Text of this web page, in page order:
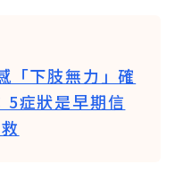
「下肢無力」確
症狀是早期信